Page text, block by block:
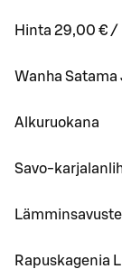
Hinta 29,00 € /
Wanha Satama
Alkuruokana
Savo-
Rapuskagenia